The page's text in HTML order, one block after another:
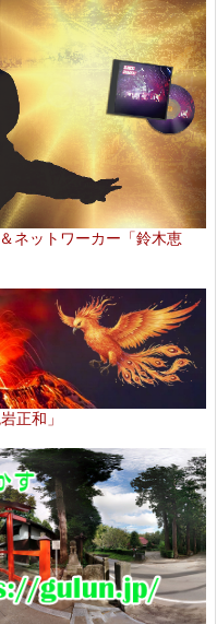
ネットワーカー「鈴木恵
正和」